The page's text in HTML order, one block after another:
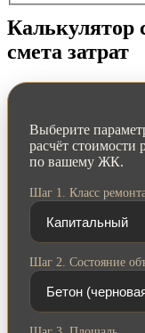
Калькулятор
смета затрат
Выберите
расчёт стоимости
по вашему ЖК.
Шаг 1. Класс
Шаг 2. Состояние